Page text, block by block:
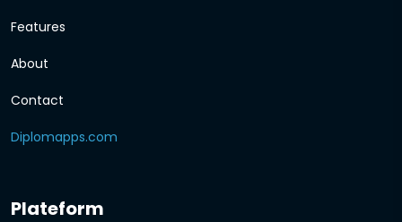
Features
About
Contact
Diplomapps.com
Plateform